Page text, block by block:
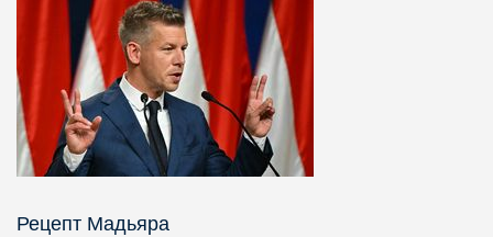
Рецепт Мадьяра